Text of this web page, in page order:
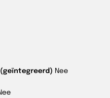
Nee